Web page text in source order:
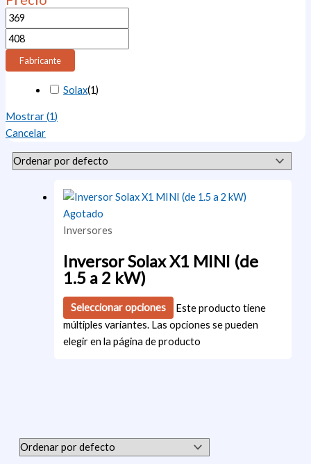
Fabricante
Solax(1)
Mostrar(1)
Cancelar
Agotado
Inversores
Inversor Solax X1 MINI (de
1.5 a 2 kW)
Seleccionar opciones
Este producto tiene
múltiples variantes. Las opciones se pueden
elegir en la página de producto